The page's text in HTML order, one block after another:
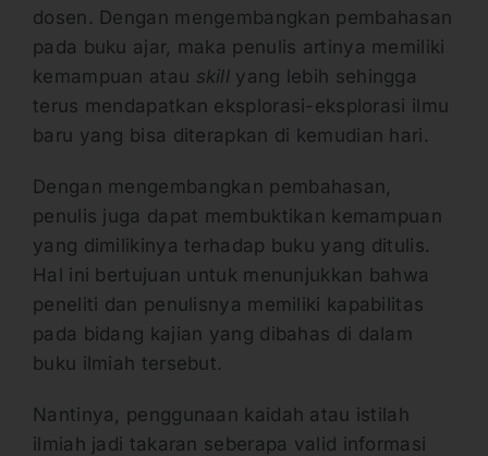
dosen. Dengan mengembangkan pembahasan
pada buku ajar, maka penulis artinya memiliki
kemampuan atau skill yang lebih sehingga
terus mendapatkan eksplorasi-eksplorasi ilmu
baru yang bisa diterapkan di kemudian hari.
Dengan mengembangkan pembahasan,
penulis juga dapat membuktikan kemampuan
yang dimilikinya terhadap buku yang ditulis.
Hal ini bertujuan untuk menunjukkan bahwa
peneliti dan penulisnya memiliki kapabilitas
pada bidang kajian yang dibahas di dalam
buku ilmiah tersebut.
Nantinya, penggunaan kaidah atau istilah
ilmiah jadi takaran seberapa valid informasi